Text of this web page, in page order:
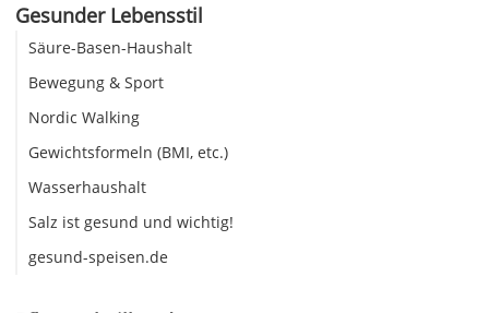
Gesunder Lebensstil
Säure-Basen-Haushalt
Bewegung & Sport
Nordic Walking
Gewichtsformeln (BMI, etc.)
Wasserhaushalt
Salz ist gesund und wichtig!
gesund-speisen.de